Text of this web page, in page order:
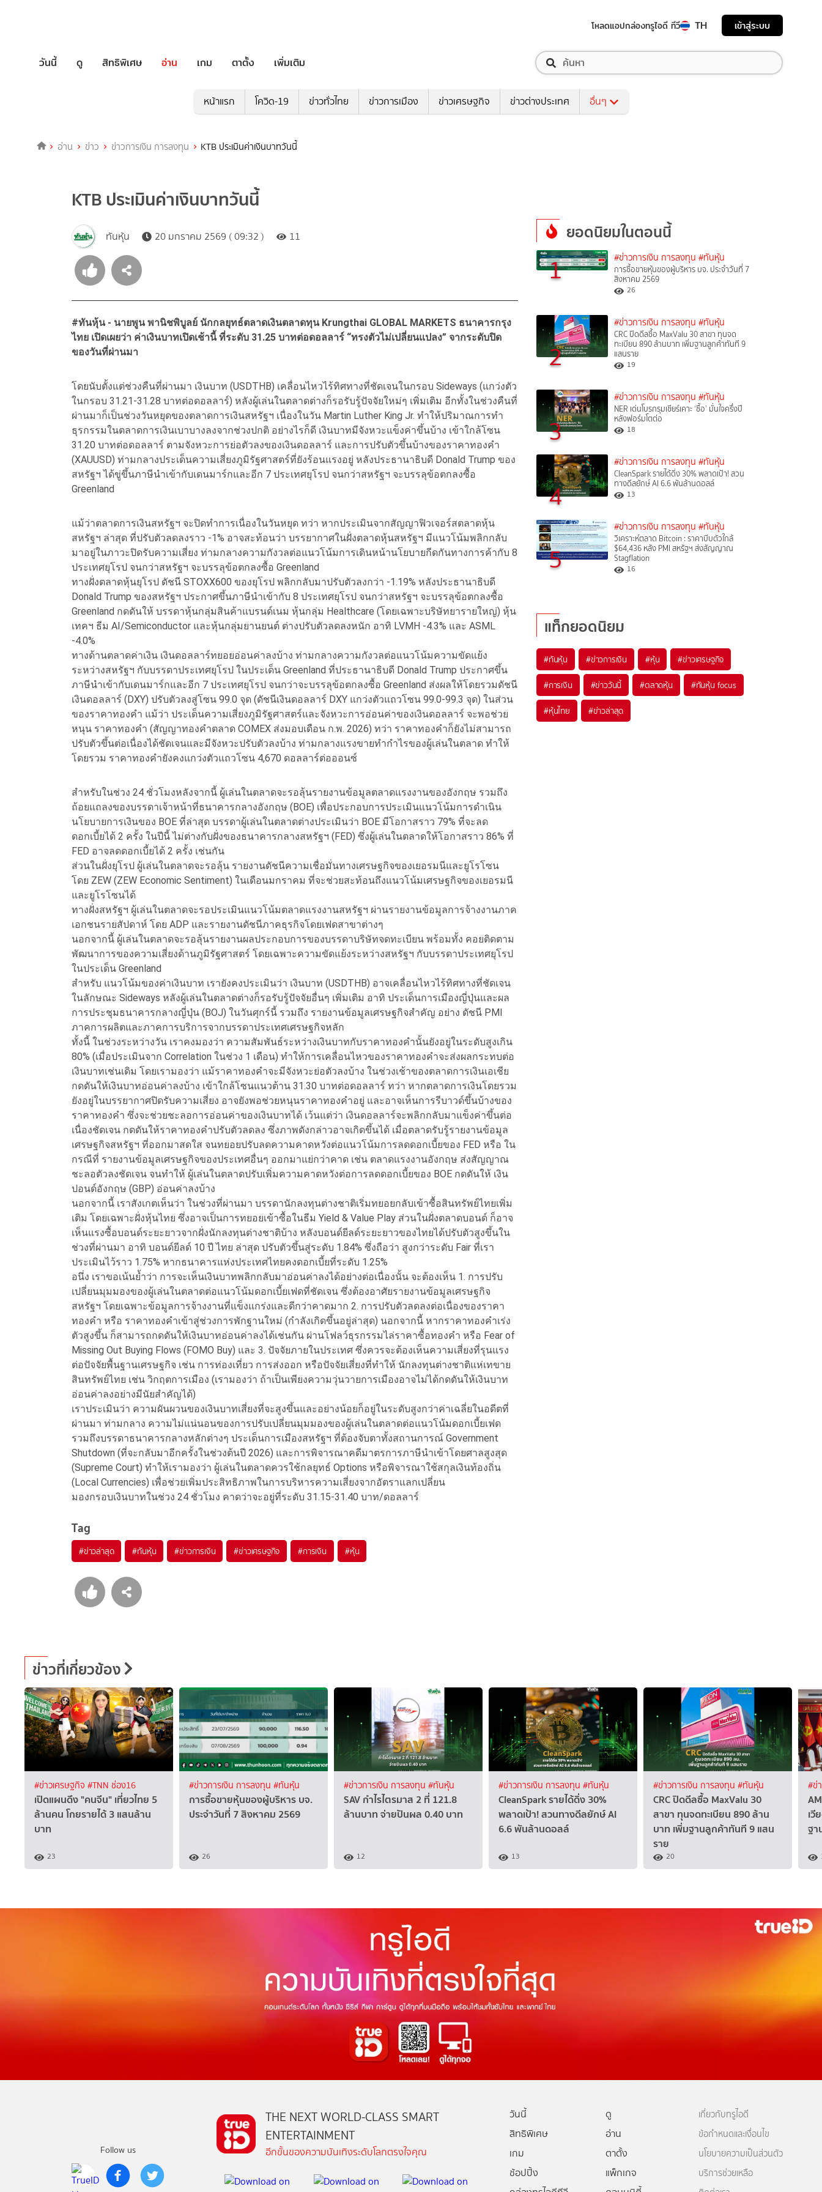
โหลดแอปกล่องทรูไอดี ทีวี TH เข้าสู่ระบบ
วันนี้ ดู สิทธิพิเศษ อ่าน เกม ตาตั้ง เพิ่มเติม
หน้าแรก โควิด-19 ข่าวทั่วไทย ข่าวการเมือง ข่าวเศรษฐกิจ ข่าวต่างประเทศ อื่นๆ
อ่าน ข่าว ข่าวการเงิน การลงทุน KTB ประเมินค่าเงินบาทวันนี้
KTB ประเมินค่าเงินบาทวันนี้
ทันหุ้น 20 มกราคม 2569 ( 09:32 ) 11
#ทันหุ้น - นายพูน พานิชพิบูลย์ นักกลยุทธ์ตลาดเงินตลาดทุน Krungthai GLOBAL MARKETS ธนาคารกรุง
ไทย เปิดเผยว่า ค่าเงินบาทเปิดเช้านี้ ที่ระดับ 31.25 บาทต่อดอลลาร์ “ทรงตัวไม่เปลี่ยนแปลง” จากระดับปิด
ของวันที่ผ่านมา
โดยนับตั้งแต่ช่วงคืนที่ผ่านมา เงินบาท (USDTHB) เคลื่อนไหวไร้ทิศทางที่ชัดเจนในกรอบ Sideways (แกว่งตัว
ในกรอบ 31.21-31.28 บาทต่อดอลลาร์) หลังผู้เล่นในตลาดต่างก็รอรับรู้ปัจจัยใหม่ๆ เพิ่มเติม อีกทั้งในช่วงคืนที่
ผ่านมาก็เป็นช่วงวันหยุดของตลาดการเงินสหรัฐฯ เนื่องในวัน Martin Luther King Jr. ทำให้ปริมาณการทำ
ธุรกรรมในตลาดการเงินเบาบางลงจากช่วงปกติ อย่างไรก็ดี เงินบาทมีจังหวะแข็งค่าขึ้นบ้าง เข้าใกล้โซน
31.20 บาทต่อดอลลาร์ ตามจังหวะการย่อตัวลงของเงินดอลลาร์ และการปรับตัวขึ้นบ้างของราคาทองคำ
(XAUUSD) ท่ามกลางประเด็นความเสี่ยงภูมิรัฐศาสตร์ที่ยังร้อนแรงอยู่ หลังประธานาธิบดี Donald Trump ของ
สหรัฐฯ ได้ขู่ขึ้นภาษีนำเข้ากับเดนมาร์กและอีก 7 ประเทศยุโรป จนกว่าสหรัฐฯ จะบรรลุข้อตกลงซื้อ
Greenland
แม้ว่าตลาดการเงินสหรัฐฯ จะปิดทำการเนื่องในวันหยุด ทว่า หากประเมินจากสัญญาฟิวเจอร์สตลาดหุ้น
สหรัฐฯ ล่าสุด ที่ปรับตัวลดลงราว -1% อาจสะท้อนว่า บรรยากาศในฝั่งตลาดหุ้นสหรัฐฯ มีแนวโน้มพลิกกลับ
มาอยู่ในภาวะปิดรับความเสี่ยง ท่ามกลางความกังวลต่อแนวโน้มการเดินหน้านโยบายกีดกันทางการค้ากับ 8
ประเทศยุโรป จนกว่าสหรัฐฯ จะบรรลุข้อตกลงซื้อ Greenland
ทางฝั่งตลาดหุ้นยุโรป ดัชนี STOXX600 ของยุโรป พลิกกลับมาปรับตัวลงกว่า -1.19% หลังประธานาธิบดี
Donald Trump ของสหรัฐฯ ประกาศขึ้นภาษีนำเข้ากับ 8 ประเทศยุโรป จนกว่าสหรัฐฯ จะบรรลุข้อตกลงซื้อ
Greenland กดดันให้ บรรดาหุ้นกลุ่มสินค้าแบรนด์เนม หุ้นกลุ่ม Healthcare (โดยเฉพาะบริษัทยารายใหญ่) หุ้น
เทคฯ ธีม AI/Semiconductor และหุ้นกลุ่มยานยนต์ ต่างปรับตัวลดลงหนัก อาทิ LVMH -4.3% และ ASML
-4.0%
ทางด้านตลาดค่าเงิน เงินดอลลาร์ทยอยอ่อนค่าลงบ้าง ท่ามกลางความกังวลต่อแนวโน้มความขัดแย้ง
ระหว่างสหรัฐฯ กับบรรดาประเทศยุโรป ในประเด็น Greenland ที่ประธานาธิบดี Donald Trump ประกาศขึ้น
ภาษีนำเข้ากับเดนมาร์กและอีก 7 ประเทศยุโรป จนกว่าจะบรรลุข้อตกลงซื้อ Greenland ส่งผลให้โดยรวมดัชนี
เงินดอลลาร์ (DXY) ปรับตัวลงสู่โซน 99.0 จุด (ดัชนีเงินดอลลาร์ DXY แกว่งตัวแถวโซน 99.0-99.3 จุด) ในส่วน
ของราคาทองคำ แม้ว่า ประเด็นความเสี่ยงภูมิรัฐศาสตร์และจังหวะการอ่อนค่าของเงินดอลลาร์ จะพอช่วย
หนุน ราคาทองคำ (สัญญาทองคำตลาด COMEX ส่งมอบเดือน ก.พ. 2026) ทว่า ราคาทองคำก็ยังไม่สามารถ
ปรับตัวขึ้นต่อเนื่องได้ชัดเจนและมีจังหวะปรับตัวลงบ้าง ท่ามกลางแรงขายทำกำไรของผู้เล่นในตลาด ทำให้
โดยรวม ราคาทองคำยังคงแกว่งตัวแถวโซน 4,670 ดอลลาร์ต่อออนซ์
สำหรับในช่วง 24 ชั่วโมงหลังจากนี้ ผู้เล่นในตลาดจะรอลุ้นรายงานข้อมูลตลาดแรงงานของอังกฤษ รวมถึง
ถ้อยแถลงของบรรดาเจ้าหน้าที่ธนาคารกลางอังกฤษ (BOE) เพื่อประกอบการประเมินแนวโน้มการดำเนิน
นโยบายการเงินของ BOE ที่ล่าสุด บรรดาผู้เล่นในตลาดต่างประเมินว่า BOE มีโอกาสราว 79% ที่จะลด
ดอกเบี้ยได้ 2 ครั้ง ในปีนี้ ไม่ต่างกับฝั่งของธนาคารกลางสหรัฐฯ (FED) ซึ่งผู้เล่นในตลาดให้โอกาสราว 86% ที่
FED อาจลดดอกเบี้ยได้ 2 ครั้ง เช่นกัน
ส่วนในฝั่งยุโรป ผู้เล่นในตลาดจะรอลุ้น รายงานดัชนีความเชื่อมั่นทางเศรษฐกิจของเยอรมนีและยูโรโซน
โดย ZEW (ZEW Economic Sentiment) ในเดือนมกราคม ที่จะช่วยสะท้อนถึงแนวโน้มเศรษฐกิจของเยอรมนี
และยูโรโซนได้
ทางฝั่งสหรัฐฯ ผู้เล่นในตลาดจะรอประเมินแนวโน้มตลาดแรงงานสหรัฐฯ ผ่านรายงานข้อมูลการจ้างงานภาค
เอกชนรายสัปดาห์ โดย ADP และรายงานดัชนีภาคธุรกิจโดยเฟดสาขาต่างๆ
นอกจากนี้ ผู้เล่นในตลาดจะรอลุ้นรายงานผลประกอบการของบรรดาบริษัทจดทะเบียน พร้อมทั้ง คอยติดตาม
พัฒนาการของความเสี่ยงด้านภูมิรัฐศาสตร์ โดยเฉพาะความขัดแย้งระหว่างสหรัฐฯ กับบรรดาประเทศยุโรป
ในประเด็น Greenland
สำหรับ แนวโน้มของค่าเงินบาท เรายังคงประเมินว่า เงินบาท (USDTHB) อาจเคลื่อนไหวไร้ทิศทางที่ชัดเจน
ในลักษณะ Sideways หลังผู้เล่นในตลาดต่างก็รอรับรู้ปัจจัยอื่นๆ เพิ่มเติม อาทิ ประเด็นการเมืองญี่ปุ่นและผล
การประชุมธนาคารกลางญี่ปุ่น (BOJ) ในวันศุกร์นี้ รวมถึง รายงานข้อมูลเศรษฐกิจสำคัญ อย่าง ดัชนี PMI
ภาคการผลิตและภาคการบริการจากบรรดาประเทศเศรษฐกิจหลัก
ทั้งนี้ ในช่วงระหว่างวัน เราคงมองว่า ความสัมพันธ์ระหว่างเงินบาทกับราคาทองคำนั้นยังอยู่ในระดับสูงเกิน
80% (เมื่อประเมินจาก Correlation ในช่วง 1 เดือน) ทำให้การเคลื่อนไหวของราคาทองคำจะส่งผลกระทบต่อ
เงินบาทเช่นเดิม โดยเรามองว่า แม้ราคาทองคำจะมีจังหวะย่อตัวลงบ้าง ในช่วงเช้าของตลาดการเงินเอเชีย
กดดันให้เงินบาทอ่อนค่าลงบ้าง เข้าใกล้โซนแนวต้าน 31.30 บาทต่อดอลลาร์ ทว่า หากตลาดการเงินโดยรวม
ยังอยู่ในบรรยากาศปิดรับความเสี่ยง อาจยังพอช่วยหนุนราคาทองคำอยู่ และอาจเห็นการรีบาวด์ขึ้นบ้างของ
ราคาทองคำ ซึ่งจะช่วยชะลอการอ่อนค่าของเงินบาทได้ เว้นแต่ว่า เงินดอลลาร์จะพลิกกลับมาแข็งค่าขึ้นต่อ
เนื่องชัดเจน กดดันให้ราคาทองคำปรับตัวลดลง ซึ่งภาพดังกล่าวอาจเกิดขึ้นได้ เมื่อตลาดรับรู้รายงานข้อมูล
เศรษฐกิจสหรัฐฯ ที่ออกมาสดใส จนทยอยปรับลดความคาดหวังต่อแนวโน้มการลดดอกเบี้ยของ FED หรือ ใน
กรณีที่ รายงานข้อมูลเศรษฐกิจของประเทศอื่นๆ ออกมาแย่กว่าคาด เช่น ตลาดแรงงานอังกฤษ ส่งสัญญาณ
ชะลอตัวลงชัดเจน จนทำให้ ผู้เล่นในตลาดปรับเพิ่มความคาดหวังต่อการลดดอกเบี้ยของ BOE กดดันให้ เงิน
ปอนด์อังกฤษ (GBP) อ่อนค่าลงบ้าง
นอกจากนี้ เราสังเกตเห็นว่า ในช่วงที่ผ่านมา บรรดานักลงทุนต่างชาติเริ่มทยอยกลับเข้าซื้อสินทรัพย์ไทยเพิ่ม
เติม โดยเฉพาะฝั่งหุ้นไทย ซึ่งอาจเป็นการทยอยเข้าซื้อในธีม Yield & Value Play ส่วนในฝั่งตลาดบอนด์ ก็อาจ
เห็นแรงซื้อบอนด์ระยะยาวจากฝั่งนักลงทุนต่างชาติบ้าง หลังบอนด์ยีลด์ระยะยาวของไทยได้ปรับตัวสูงขึ้นใน
ช่วงที่ผ่านมา อาทิ บอนด์ยีลด์ 10 ปี ไทย ล่าสุด ปรับตัวขึ้นสู่ระดับ 1.84% ซึ่งถือว่า สูงกว่าระดับ Fair ที่เรา
ประเมินไว้ราว 1.75% หากธนาคารแห่งประเทศไทยคงดอกเบี้ยที่ระดับ 1.25%
อนึ่ง เราขอเน้นย้ำว่า การจะเห็นเงินบาทพลิกกลับมาอ่อนค่าลงได้อย่างต่อเนื่องนั้น จะต้องเห็น 1. การปรับ
เปลี่ยนมุมมองของผู้เล่นในตลาดต่อแนวโน้มดอกเบี้ยเฟดที่ชัดเจน ซึ่งต้องอาศัยรายงานข้อมูลเศรษฐกิจ
สหรัฐฯ โดยเฉพาะข้อมูลการจ้างงานที่แข็งแกร่งและดีกว่าคาดมาก 2. การปรับตัวลดลงต่อเนื่องของราคา
ทองคำ หรือ ราคาทองคำเข้าสู่ช่วงการพักฐานใหม่ (กำลังเกิดขึ้นอยู่ล่าสุด) นอกจากนี้ หากราคาทองคำเร่ง
ตัวสูงขึ้น ก็สามารถกดดันให้เงินบาทอ่อนค่าลงได้เช่นกัน ผ่านโฟลว์ธุรกรรมไล่ราคาซื้อทองคำ หรือ Fear of
Missing Out Buying Flows (FOMO Buy) และ 3. ปัจจัยภายในประเทศ ซึ่งควรจะต้องเห็นความเสี่ยงที่รุนแรง
ต่อปัจจัยพื้นฐานเศรษฐกิจ เช่น การท่องเที่ยว การส่งออก หรือปัจจัยเสี่ยงที่ทำให้ นักลงทุนต่างชาติแห่เทขาย
สินทรัพย์ไทย เช่น วิกฤตการเมือง (เรามองว่า ถ้าเป็นเพียงความวุ่นวายการเมืองอาจไม่ได้กดดันให้เงินบาท
อ่อนค่าลงอย่างมีนัยสำคัญได้)
เราประเมินว่า ความผันผวนของเงินบาทเสี่ยงที่จะสูงขึ้นและอย่างน้อยก็อยู่ในระดับสูงกว่าค่าเฉลี่ยในอดีตที่
ผ่านมา ท่ามกลาง ความไม่แน่นอนของการปรับเปลี่ยนมุมมองของผู้เล่นในตลาดต่อแนวโน้มดอกเบี้ยเฟด
รวมถึงบรรดาธนาคารกลางหลักต่างๆ ประเด็นการเมืองสหรัฐฯ ที่ต้องจับตาทั้งสถานการณ์ Government
Shutdown (ที่จะกลับมาอีกครั้งในช่วงต้นปี 2026) และการพิจารณาคดีมาตรการภาษีนำเข้าโดยศาลสูงสุด
(Supreme Court) ทำให้เรามองว่า ผู้เล่นในตลาดควรใช้กลยุทธ์ Options หรือพิจารณาใช้สกุลเงินท้องถิ่น
(Local Currencies) เพื่อช่วยเพิ่มประสิทธิภาพในการบริหารความเสี่ยงจากอัตราแลกเปลี่ยน
มองกรอบเงินบาทในช่วง 24 ชั่วโมง คาดว่าจะอยู่ที่ระดับ 31.15-31.40 บาท/ดอลลาร์
Tag
#ข่าวล่าสุด #ทันหุ้น #ข่าวการเงิน #ข่าวเศรษฐกิจ #การเงิน #หุ้น
ยอดนิยมในตอนนี้
1 #ข่าวการเงิน การลงทุน #ทันหุ้น
การซื้อขายหุ้นของผู้บริหาร บจ. ประจำวันที่ 7
สิงหาคม 2569
26
2
#ข่าวการเงิน การลงทุน #ทันหุ้น
CRC ปิดดีลซื้อ MaxValu 30 สาขา ทุนจด
ทะเบียน 890 ล้านบาท เพิ่มฐานลูกค้าทันที 9
แสนราย
19
3
#ข่าวการเงิน การลงทุน #ทันหุ้น
NER เด่นโบรกรุมเชียร์เคาะ ‘ซื้อ’ มั่นใจครึ่งปี
หลังฟอร์มโตต่อ
18
4
#ข่าวการเงิน การลงทุน #ทันหุ้น
CleanSpark รายได้ดิ่ง 30% พลาดเป้า! สวน
ทางดีลยักษ์ AI 6.6 พันล้านดอลล์
13
5
#ข่าวการเงิน การลงทุน #ทันหุ้น
วิเคราะห์ตลาด Bitcoin : ราคาบีบตัวใกล้
$64,436 หลัง PMI สหรัฐฯ ส่งสัญญาณ
Stagflation
16
แท็กยอดนิยม
#ทันหุ้น #ข่าวการเงิน #หุ้น #ข่าวเศรษฐกิจ
#การเงิน #ข่าววันนี้ #ตลาดหุ้น #ทันหุ้น focus
#หุ้นไทย #ข่าวล่าสุด
ข่าวที่เกี่ยวข้อง
#ข่าวเศรษฐกิจ #TNN ช่อง16
เปิดแผนดึง "คนจีน" เที่ยวไทย 5
ล้านคน โกยรายได้ 3 แสนล้าน
บาท
23
#ข่าวการเงิน การลงทุน #ทันหุ้น
การซื้อขายหุ้นของผู้บริหาร บจ.
ประจำวันที่ 7 สิงหาคม 2569
26
#ข่าวการเงิน การลงทุน #ทันหุ้น
SAV กำไรไตรมาส 2 ที่ 121.8
ล้านบาท จ่ายปันผล 0.40 บาท
12
#ข่าวการเงิน การลงทุน #ทันหุ้น
CleanSpark รายได้ดิ่ง 30%
พลาดเป้า! สวนทางดีลยักษ์ AI
6.6 พันล้านดอลล์
13
#ข่าวการเงิน การลงทุน #ทันหุ้น
CRC ปิดดีลซื้อ MaxValu 30
สาขา ทุนจดทะเบียน 890 ล้าน
บาท เพิ่มฐานลูกค้าทันที 9 แสน
ราย
20
#ข่
เ
ฐ
Follow us
THE NEXT WORLD-CLASS SMART
ENTERTAINMENT
อีกขั้นของความบันเทิงระดับโลกตรงใจคุณ
วันนี้
ดู
สิทธิพิเศษ
อ่าน
เกม
ตาตั้ง
ช้อปปิ้ง
แพ็กเกจ
เกี่ยวกับทรูไอดี
ข้อกำหนดและเงื่อนไข
นโยบายความเป็นส่วนตัว
บริการช่วยเหลือ